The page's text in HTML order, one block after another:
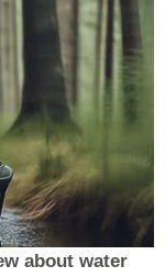
about water